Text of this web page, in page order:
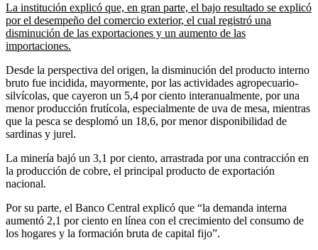
La institución explicó que, en gran parte, el bajo resultado se explicó
por el desempeño del comercio exterior, el cual registró una
disminución de las exportaciones y un aumento de las
importaciones.
Desde la perspectiva del origen, la disminución del producto interno
bruto fue incidida, mayormente, por las actividades agropecuario-
silvícolas, que cayeron un 5,4 por ciento interanualmente, por una
menor producción frutícola, especialmente de uva de mesa, mientras
que la pesca se desplomó un 18,6, por menor disponibilidad de
sardinas y jurel.
La minería bajó un 3,1 por ciento, arrastrada por una contracción en
la producción de cobre, el principal producto de exportación
nacional.
Por su parte, el Banco Central explicó que “la demanda interna
aumentó 2,1 por ciento en línea con el crecimiento del consumo de
los hogares y la formación bruta de capital fijo”.